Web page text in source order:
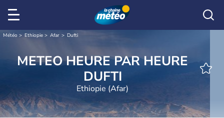
Météo Ethiopie Afar Dufti
METEO HEURE PAR HEURE
DUFTI
Ethiopie (Afar)